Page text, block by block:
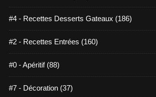
#4 - Recettes Desserts Gateaux (186)
#2 - Recettes Entrées (160)
#0 - Apéritif (88)
#7 - Décoration (37)